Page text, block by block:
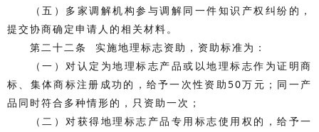
（五）多家调解机构参与调解同一件知识产权纠纷的，
提交协商确定申请人的相关材料。
第二十二条 实施地理标志资助，资助标准为：
（一）对认定为地理标志产品或以地理标志作为证明商
标、集体商标注册成功的，给予一次性资助50万元；同一产
品同时符合多种情形的，只资助一次；
（二）对获得地理标志产品专用标志使用权的，给予一